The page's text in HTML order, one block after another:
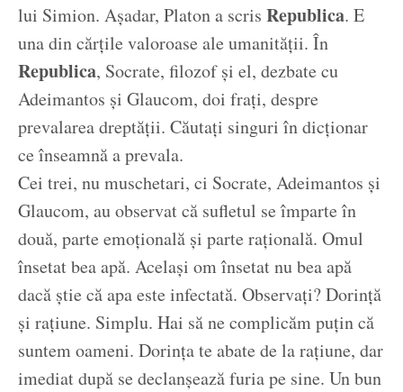
lui Simion. Așadar, Platon a scris Republica. E
una din cărțile valoroase ale umanității. În
Republica, Socrate, filozof și el, dezbate cu
Adeimantos și Glaucom, doi frați, despre
prevalarea dreptății. Căutați singuri în dicționar
ce înseamnă a prevala.
Cei trei, nu muschetari, ci Socrate, Adeimantos și
Glaucom, au observat că sufletul se împarte în
două, parte emoțională și parte rațională. Omul
însetat bea apă. Același om însetat nu bea apă
dacă știe că apa este infectată. Observați? Dorință
și rațiune. Simplu. Hai să ne complicăm puțin că
suntem oameni. Dorința te abate de la rațiune, dar
imediat după se declanșează furia pe sine. Un bun